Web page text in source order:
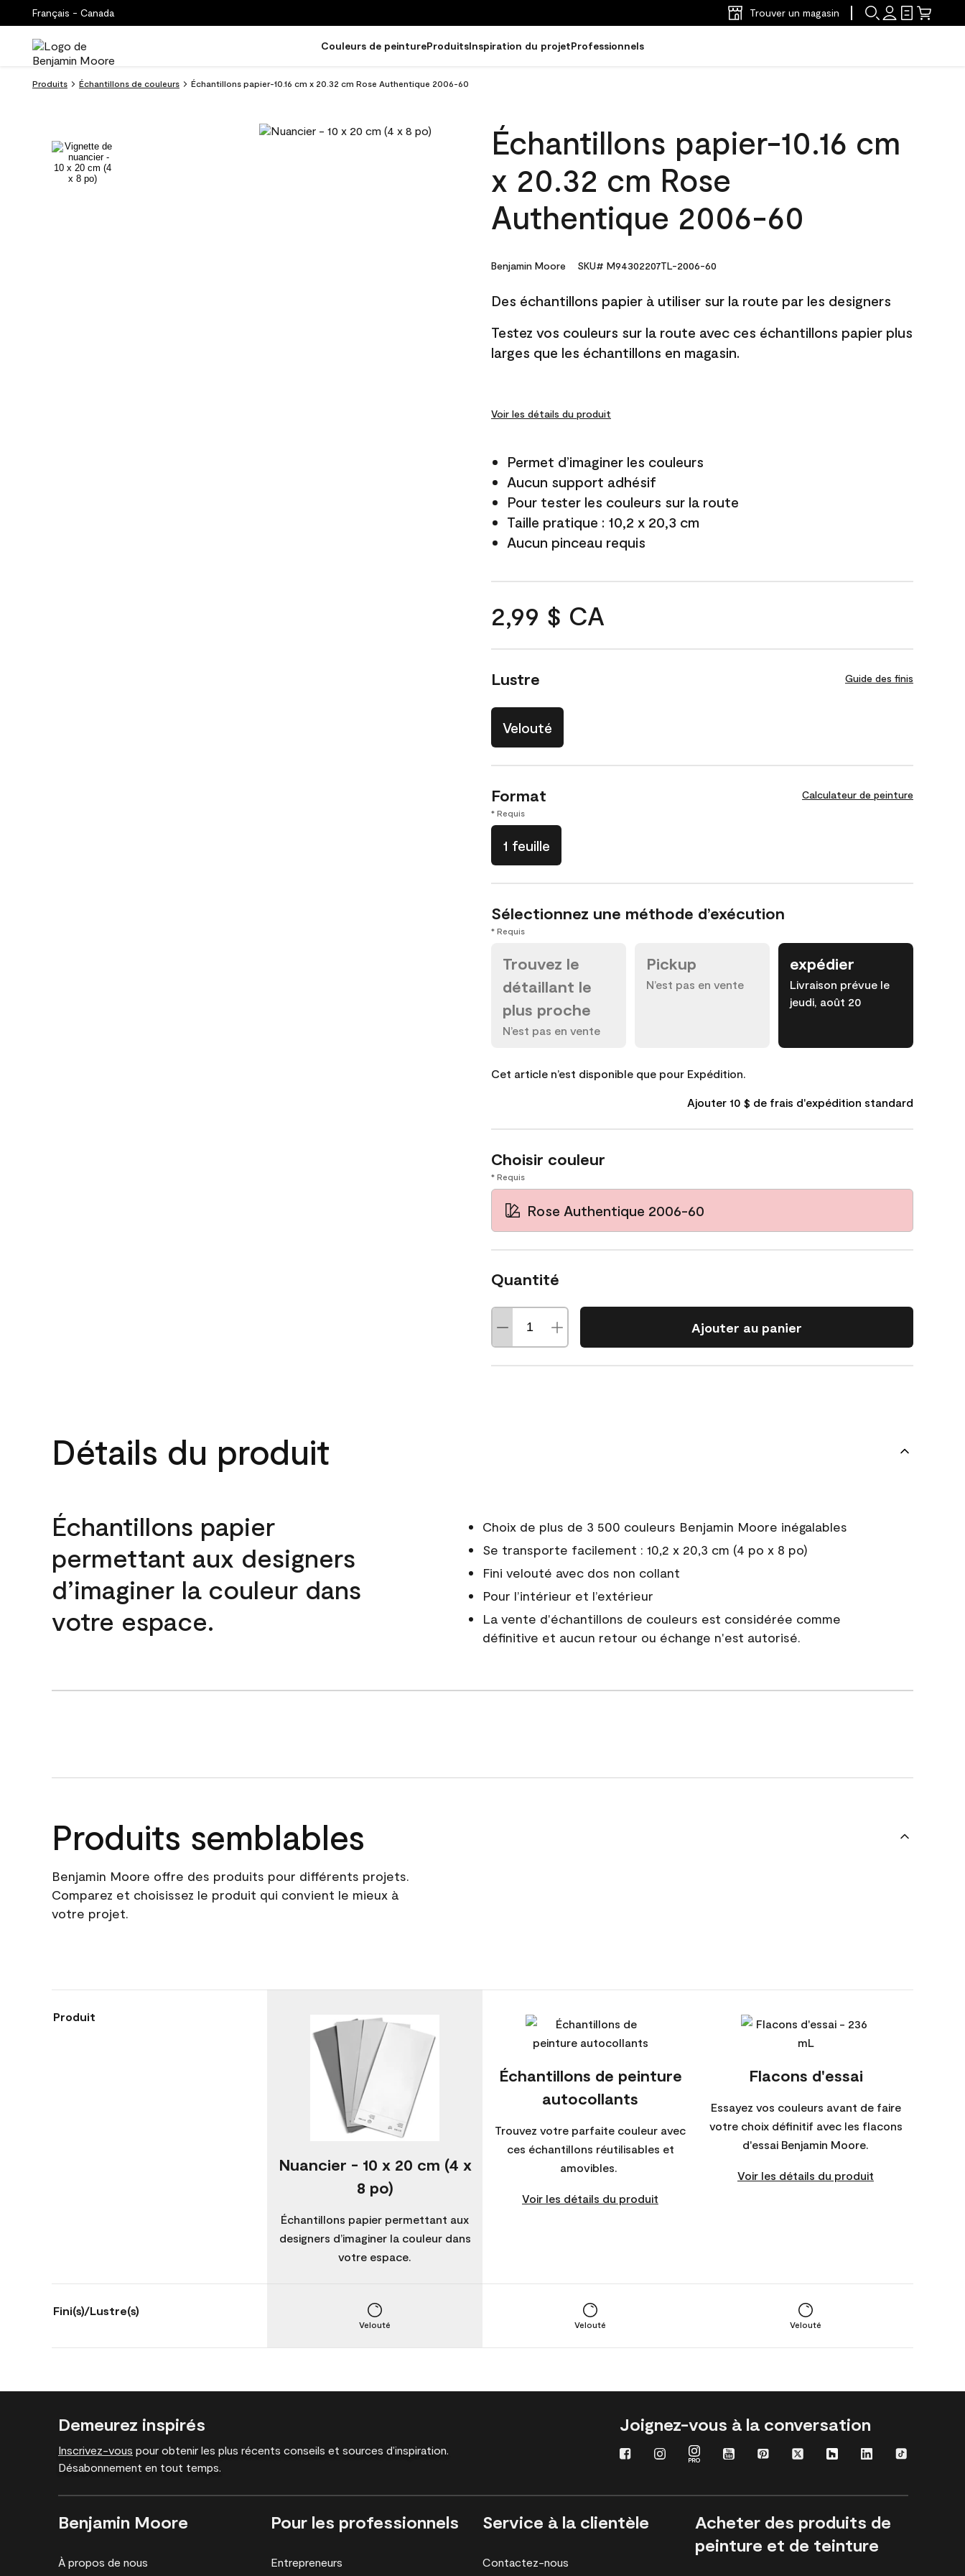
Français - Canada Trouver un magasin
Couleurs de peintureProduitsInspiration du projetProfessionnels
Produits Échantillons de couleurs Échantillons papier-10.16 cm x 20.32 cm Rose Authentique 2006-60
Échantillons papier-10.16 cm
x 20.32 cm Rose
Authentique 2006-60
Benjamin Moore SKU# M94302207TL-2006-60
Des échantillons papier à utiliser sur la route par les designers
Testez vos couleurs sur la route avec ces échantillons papier plus
larges que les échantillons en magasin.
Voir les détails du produit
Permet d’imaginer les couleurs
Aucun support adhésif
Pour tester les couleurs sur la route
Taille pratique : 10,2 x 20,3 cm
Aucun pinceau requis
2,99 $ CA
Lustre Guide des finis
Velouté
Format Calculateur de peinture
* Requis
1 feuille
Sélectionnez une méthode d’exécution
* Requis
Trouvez le
détaillant le
plus proche
N’est pas en vente
Pickup
N’est pas en vente
expédier
Livraison prévue le
jeudi, août 20
Cet article n’est disponible que pour Expédition.
Ajouter 10 $ de frais d'expédition standard
Choisir couleur
* Requis
Rose Authentique 2006-60
Quantité
Ajouter au panier
Détails du produit
Échantillons papier
permettant aux designers
d’imaginer la couleur dans
votre espace.
Choix de plus de 3 500 couleurs Benjamin Moore inégalables
Se transporte facilement : 10,2 x 20,3 cm (4 po x 8 po)
Fini velouté avec dos non collant
Pour l’intérieur et l’extérieur
La vente d'échantillons de couleurs est considérée comme
définitive et aucun retour ou échange n'est autorisé.
Produits semblables
Benjamin Moore offre des produits pour différents projets.
Comparez et choisissez le produit qui convient le mieux à
votre projet.
Produit
Nuancier - 10 x 20 cm (4 x
8 po)
Échantillons papier permettant aux
designers d’imaginer la couleur dans
votre espace.
Échantillons de peinture
autocollants
Trouvez votre parfaite couleur avec
ces échantillons réutilisables et
amovibles.
Voir les détails du produit
Flacons d'essai
Essayez vos couleurs avant de faire
votre choix définitif avec les flacons
d'essai Benjamin Moore.
Voir les détails du produit
Fini(s)/Lustre(s)
Velouté Velouté Velouté
Demeurez inspirés
Inscrivez-vous pour obtenir les plus récents conseils et sources d’inspiration.
Désabonnement en tout temps.
Joignez-vous à la conversation
Benjamin Moore
À propos de nous
Pour les professionnels
Entrepreneurs
Service à la clientèle
Contactez-nous
Acheter des produits de
peinture et de teinture